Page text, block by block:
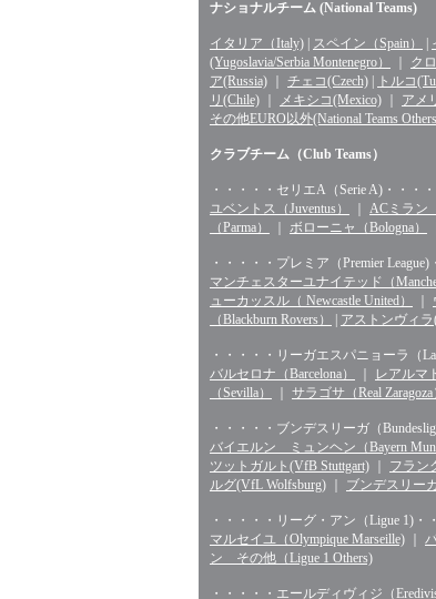
ナショナルチーム (National Teams)
イタリア（Italy) スペイン（Spain）
(Yugoslavia/Serbia Montenegro）
ク
ア(Russia)
チェコ(Czech) トルコ
リ(Chile)
メキシコ(Mexico) アメ
その他EURO以外(National Teams
クラブチーム（Club Teams）
・・・・・セリエA（Serie A)・・・・
ユベントス（Juventus）
ACミラン
（Parma）
ボローニャ（Bologna）
・・・・・プレミア（Premier League)
マンチェスターユナイテッド（
ューカッスル（ Newcastle United）
（Blackburn Rovers）
アストンヴィ
・・・・・リーガエスパニョーラ（
バルセロナ（Barcelona）
レアルマ
（Sevilla）
サラゴサ（Real Zaragoza
・・・・・ブンデスリーガ（
バイエルン ミュンヘン（Bayern
ツットガルト(VfB Stuttgart)
フラン
ルグ(VfL Wolfsburg)
ブンデスリー
・・・・・リーグ・アン（Ligue 1)・
マルセイユ（Olympique Marseille)
ン その他（Ligue 1 Others)
・・・・・エールディヴィジ（